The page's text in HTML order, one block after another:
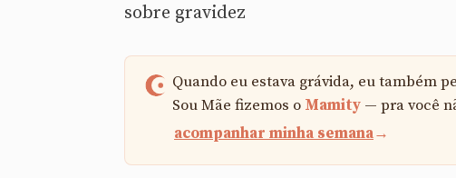
sobre gravidez
Quando eu estava grávida, eu também
Sou Mãe fizemos o Mamity — pra você
acompanhar minha semana→